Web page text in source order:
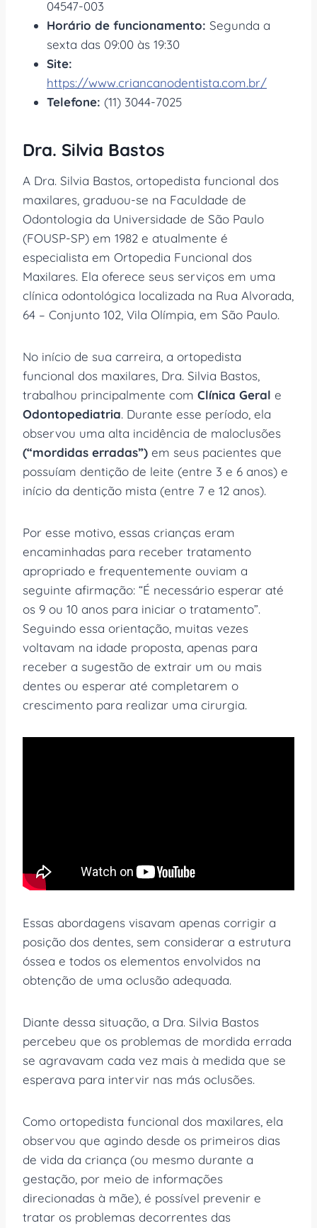
04547-003
Horário de funcionamento: Segunda a
sexta das 09:00 às 19:30
Site:
https://www.criancanodentista.com.br/
Telefone: (11) 3044-7025
Dra. Silvia Bastos
A Dra. Silvia Bastos, ortopedista funcional dos
maxilares, graduou-se na Faculdade de
Odontologia da Universidade de São Paulo
(FOUSP-SP) em 1982 e atualmente é
especialista em Ortopedia Funcional dos
Maxilares. Ela oferece seus serviços em uma
clínica odontológica localizada na Rua Alvorada,
64 – Conjunto 102, Vila Olímpia, em São Paulo.
No início de sua carreira, a ortopedista
funcional dos maxilares, Dra. Silvia Bastos,
trabalhou principalmente com Clínica Geral e
Odontopediatria. Durante esse período, ela
observou uma alta incidência de maloclusões
(“mordidas erradas”) em seus pacientes que
possuíam dentição de leite (entre 3 e 6 anos) e
início da dentição mista (entre 7 e 12 anos).
Por esse motivo, essas crianças eram
encaminhadas para receber tratamento
apropriado e frequentemente ouviam a
seguinte afirmação: “É necessário esperar até
os 9 ou 10 anos para iniciar o tratamento”.
Seguindo essa orientação, muitas vezes
voltavam na idade proposta, apenas para
receber a sugestão de extrair um ou mais
dentes ou esperar até completarem o
crescimento para realizar uma cirurgia.
Essas abordagens visavam apenas corrigir a
posição dos dentes, sem considerar a estrutura
óssea e todos os elementos envolvidos na
obtenção de uma oclusão adequada.
Diante dessa situação, a Dra. Silvia Bastos
percebeu que os problemas de mordida errada
se agravavam cada vez mais à medida que se
esperava para intervir nas más oclusões.
Como ortopedista funcional dos maxilares, ela
observou que agindo desde os primeiros dias
de vida da criança (ou mesmo durante a
gestação, por meio de informações
direcionadas à mãe), é possível prevenir e
tratar os problemas decorrentes das